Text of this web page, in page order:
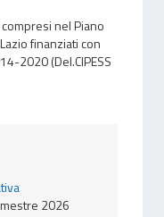
nel Piano
finanziati con
2020 (Del.CIPESS
2026